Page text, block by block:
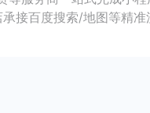
接百度搜索/地图等精准